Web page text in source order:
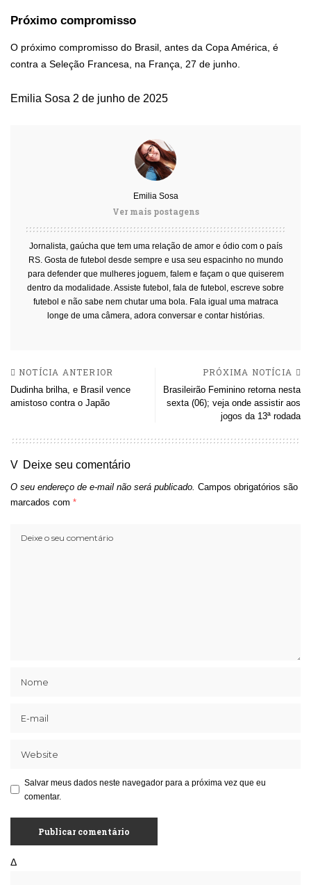
Próximo compromisso
O próximo compromisso do Brasil, antes da Copa América, é
contra a Seleção Francesa, na França, 27 de junho.
Emilia Sosa 2 de junho de 2025
Emilia Sosa
Ver mais postagens
Jornalista, gaúcha que tem uma relação de amor e ódio com o país
RS. Gosta de futebol desde sempre e usa seu espacinho no mundo
para defender que mulheres joguem, falem e façam o que quiserem
dentro da modalidade. Assiste futebol, fala de futebol, escreve sobre
futebol e não sabe nem chutar uma bola. Fala igual uma matraca
longe de uma câmera, adora conversar e contar histórias.
NOTÍCIA ANTERIOR
Dudinha brilha, e Brasil vence
amistoso contra o Japão
PRÓXIMA NOTÍCIA
Brasileirão Feminino retorna nesta
sexta (06); veja onde assistir aos
jogos da 13ª rodada
Deixe seu comentário
O seu endereço de e-mail não será publicado. Campos obrigatórios são
marcados com *
Salvar meus dados neste navegador para a próxima vez que eu
comentar.
Δ